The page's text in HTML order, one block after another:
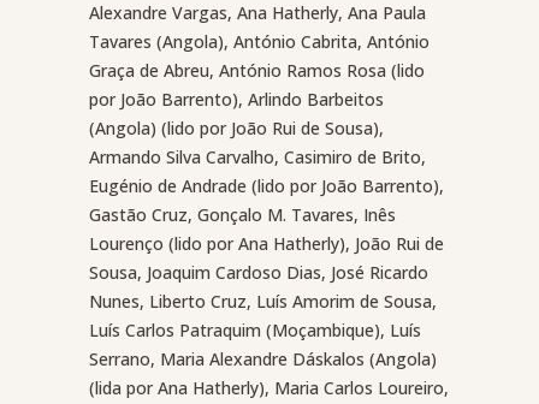
Alexandre Vargas, Ana Hatherly, Ana Paula
Tavares (Angola), António Cabrita, António
Graça de Abreu, António Ramos Rosa (lido
por João Barrento), Arlindo Barbeitos
(Angola) (lido por João Rui de Sousa),
Armando Silva Carvalho, Casimiro de Brito,
Eugénio de Andrade (lido por João Barrento),
Gastão Cruz, Gonçalo M. Tavares, Inês
Lourenço (lido por Ana Hatherly), João Rui de
Sousa, Joaquim Cardoso Dias, José Ricardo
Nunes, Liberto Cruz, Luís Amorim de Sousa,
Luís Carlos Patraquim (Moçambique), Luís
Serrano, Maria Alexandre Dáskalos (Angola)
(lida por Ana Hatherly), Maria Carlos Loureiro,